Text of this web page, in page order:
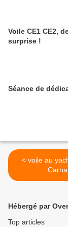
Voile CE1 CE2,
surprise !
Séance de
< voile au yacht club de
Hébergé par
Top articles